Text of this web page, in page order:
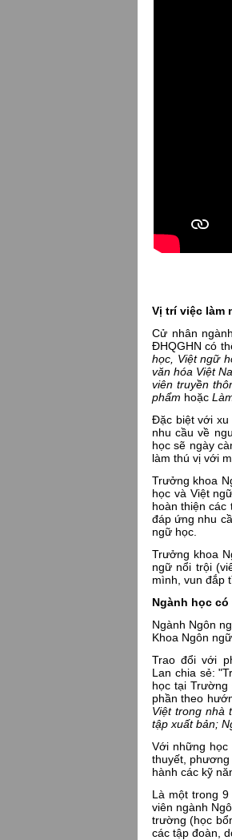
Vị trí việc làm
Cử nhân
ĐHQGHN có
học, Việt ngữ
văn hóa Việt
viên truyền
phẩm hoặc
Đặc biệt với xu
nhu cầu về
học sẽ ngày
làm thú vị với
Trưởng khoa
học và Việt
hoàn thiện các
đáp ứng nhu
ngữ học.
Trưởng khoa
ngữ nổi trội
mình, vun đắp
Ngành học
Ngành Ngôn
Khoa Ngôn
Trao đổi với
Lan chia sẻ:
học tại
phần theo
Việt trong nhà
tập xuất bản;
Với những học
thuyết,
hành các kỹ
Là một trong
viên ngành
trường (học
các tập đoàn,